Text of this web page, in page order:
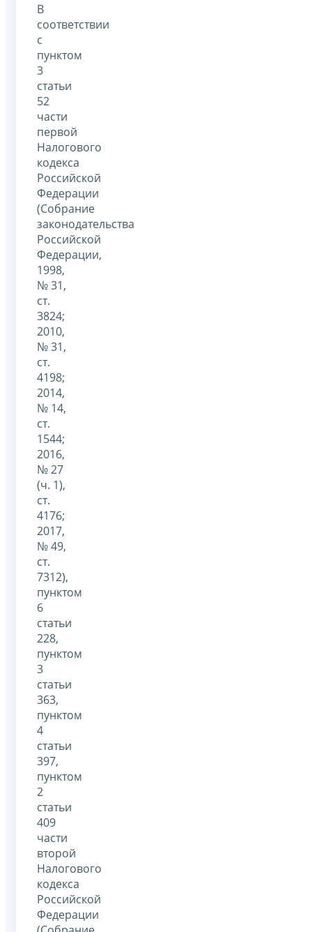
В
соответствии
с
пунктом
3
статьи
52
части
первой
Налогового
кодекса
Российской
Федерации
(Собрание
законодательства
Российской
Федерации,
1998,
№ 31,
ст.
3824;
2010,
№ 31,
ст.
4198;
2014,
№ 14,
ст.
1544;
2016,
№ 27
(ч. 1),
ст.
4176;
2017,
№ 49,
ст.
7312),
пунктом
6
статьи
228,
пунктом
3
статьи
363,
пунктом
4
статьи
397,
пунктом
2
статьи
409
части
второй
Налогового
кодекса
Российской
Федерации